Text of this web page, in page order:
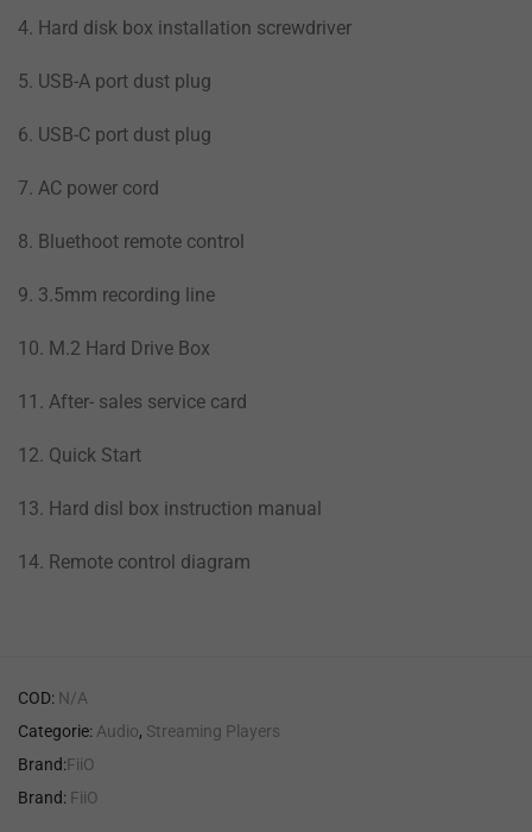
4. Hard disk box installation screwdriver
5. USB-A port dust plug
6. USB-C port dust plug
7. AC power cord
8. Bluethoot remote control
9. 3.5mm recording line
10. M.2 Hard Drive Box
11. After- sales service card
12. Quick Start
13. Hard disl box instruction manual
14. Remote control diagram
COD: N/A
Categorie: Audio, Streaming Players
Brand:FiiO
Brand: FiiO